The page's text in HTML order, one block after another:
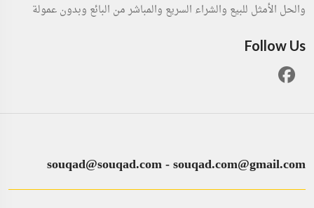
والحل الأمثل للبيع والشراء السريع والمباشر من البائع وبدون عمولة
Follow Us
souqad@souqad.com-souqad.com@gmail.com